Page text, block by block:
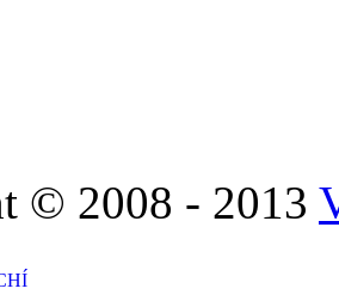
© 2008 - 2013